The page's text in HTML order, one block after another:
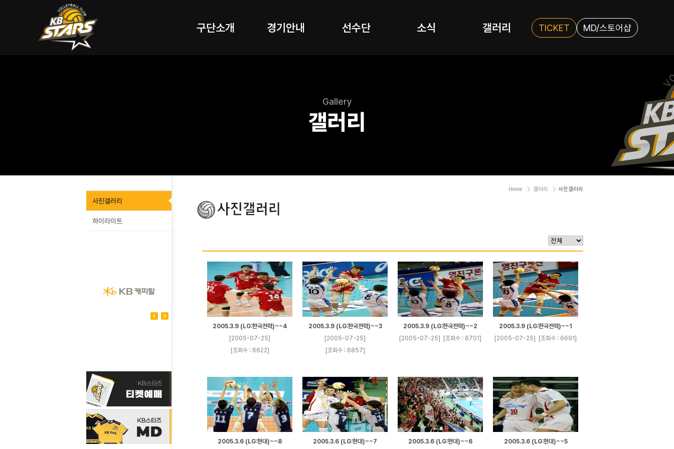
구단소개 경기안내 선수단 소식 갤러리 TICKET MD/스토어샵
사진갤러리
하이라이트
Home 갤러리 사진갤러리
2005.3.9 (LG:한국전력)~~4
[2005-07-25]
[조회수 : 6622]
2005.3.9 (LG:한국전력)~~3
[2005-07-25]
[조회수 : 6857]
2005.3.9 (LG:한국전력)~~2
[2005-07-25]
[조회수 : 6701]
2005.3.9 (LG:한국전력)~~1
[2005-07-25]
[조회수 : 6691]
2005.3.6 (LG:현대)~~8 2005.3.6 (LG:현대)~~7 2005.3.6 (LG:현대)~~6 2005.3.6 (LG:현대)~~5